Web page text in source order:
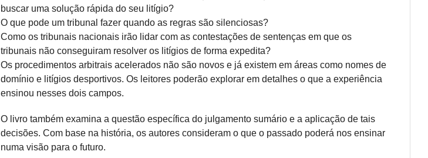
buscar uma solução rápida do seu litígio?
O que pode um tribunal fazer quando as regras são silenciosas?
Como os tribunais nacionais irão lidar com as contestações de sentenças em que os
tribunais não conseguiram resolver os litígios de forma expedita?
Os procedimentos arbitrais acelerados não são novos e já existem em áreas como nomes de
domínio e litígios desportivos. Os leitores poderão explorar em detalhes o que a experiência
ensinou nesses dois campos.
O livro também examina a questão específica do julgamento sumário e a aplicação de tais
decisões. Com base na história, os autores consideram o que o passado poderá nos ensinar
numa visão para o futuro.